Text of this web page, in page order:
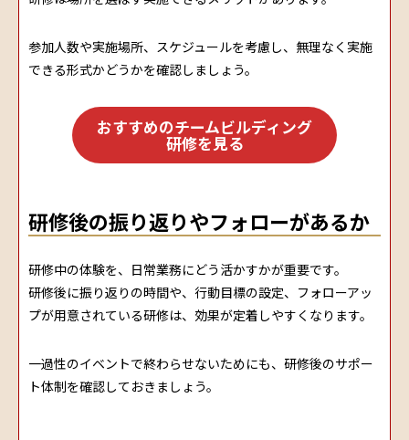
参加人数や実施場所、スケジュールを考慮し、無理なく実施
できる形式かどうかを確認しましょう。
おすすめのチームビルディング
研修を見る
研修後の振り返りやフォローがあるか
研修中の体験を、日常業務にどう活かすかが重要です。
研修後に振り返りの時間や、行動目標の設定、フォローアッ
プが用意されている研修は、効果が定着しやすくなります。
一過性のイベントで終わらせないためにも、研修後のサポー
ト体制を確認しておきましょう。